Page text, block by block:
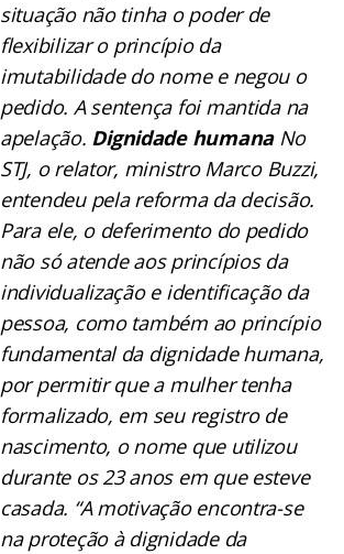
situação não tinha o poder de
flexibilizar o princípio da
imutabilidade do nome e negou o
pedido. A sentença foi mantida na
apelação. Dignidade humanaNo
STJ, o relator, ministro Marco Buzzi,
entendeu pela reforma da decisão.
Para ele, o deferimento do pedido
não só atende aos princípios da
individualização e identificação da
pessoa, como também ao princípio
fundamental da dignidade humana,
por permitir que a mulher tenha
formalizado, em seu registro de
nascimento, o nome que utilizou
durante os 23 anos em que esteve
casada. “A motivação encontra-se
na proteção à dignidade da